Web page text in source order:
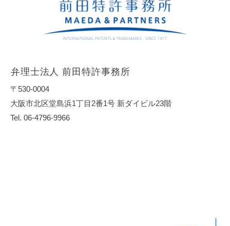
弁理士法人 前田特許事務所
〒530-0004
大阪市北区堂島浜1丁目2番1号 新ダイビル23階
Tel. 06-4796-9966